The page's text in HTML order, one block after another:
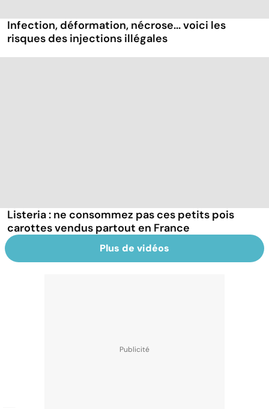
Infection, déformation, nécrose... voici les
risques des injections illégales
Listeria : ne consommez pas ces petits pois
carottes vendus partout en France
Plus de vidéos